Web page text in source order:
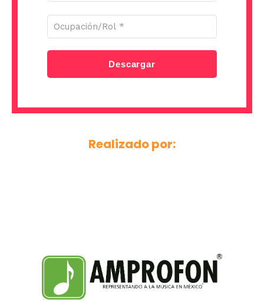
Descargar
Realizado por: